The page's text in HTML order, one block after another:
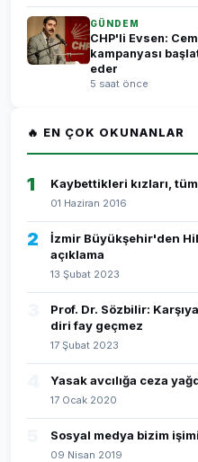
GÜNDEM
CHP'li Evsen:
kampanyası
eder
5 saat önce
🔥 EN ÇOK OKUNANLAR
1 Kaybettikleri kızları,
01 Haziran 2016
2
İzmir Büyükşehir'den
açıklama
13 Şubat 2023
Prof. Dr. Sözbilir:
diri fay geçmez
17 Şubat 2023
Yasak avcılığa ceza
17 Ocak 2020
Sosyal medya bizim
09 Nisan 2019